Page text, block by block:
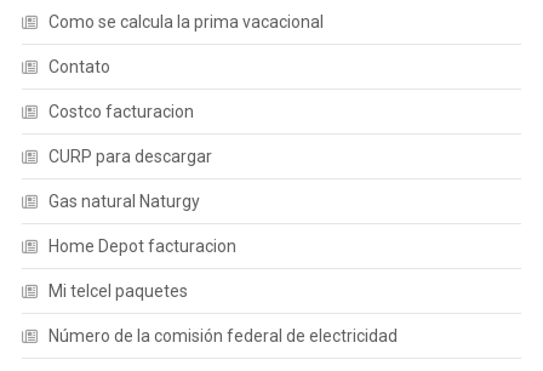
Como se calcula la prima vacacional
Contato
Costco facturacion
CURP para descargar
Gas natural Naturgy
Home Depot facturacion
Mi telcel paquetes
Número de la comisión federal de electricidad